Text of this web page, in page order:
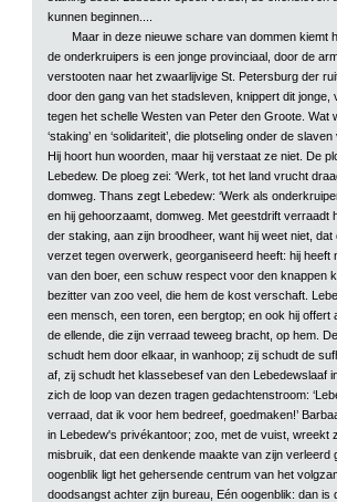
kunnen beginnen....
Maar in deze nieuwe schare van dommen kiemt
de onderkruipers is een jonge provinciaal, door de
verstooten naar het zwaarlijvige St. Petersburg der
door den gang van het stadsleven, knippert dit jonge,
tegen het schelle Westen van Peter den Groote. Wat
‘staking’ en ‘solidariteit’, die plotseling onder de
Hij hoort hun woorden, maar hij verstaat ze niet. De
Lebedew. De ploeg zei: ‘Werk, tot het land vrucht
domweg. Thans zegt Lebedew: ‘Werk als
en hij gehoorzaamt, domweg. Met geestdrift verraadt
der staking, aan zijn broodheer, want hij weet niet,
verzet tegen overwerk, georganiseerd heeft: hij heeft
van den boer, een schuw respect voor den knappen
bezitter van zoo veel, die hem de kost verschaft.
een mensch, een toren, een bergtop; en ook hij offert
de ellende, die zijn verraad teweeg bracht, op hem.
schudt hem door elkaar, in wanhoop; zij schudt de
af, zij schudt het klassebesef van den Lebedewslaaf
zich de loop van dezen tragen gedachtenstroom:
verraad, dat ik voor hem bedreef, goedmaken!’
in Lebedew's privékantoor; zoo, met de vuist, wreekt
misbruik, dat een denkende maakte van zijn verleerd
oogenblik ligt het gehersende centrum van het
doodsangst achter zijn bureau, Eén oogenblik: dan is